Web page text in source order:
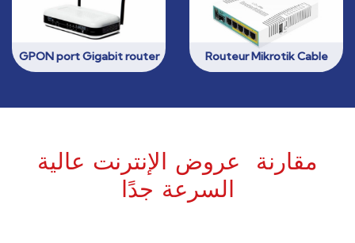
Routeur Mikrotik Cable
GPON port Gigabit router
مقارنة عروض الإنترنت عالية
السرعة جدًا